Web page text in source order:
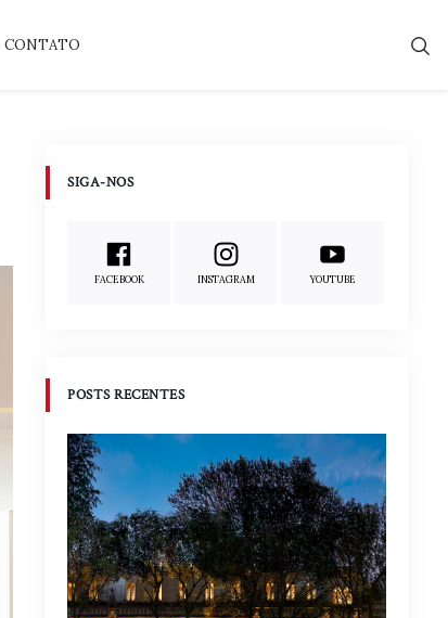
CONTATO
SIGA-NOS
FACEBOOK INSTAGRAM YOUTUBE
POSTS RECENTES